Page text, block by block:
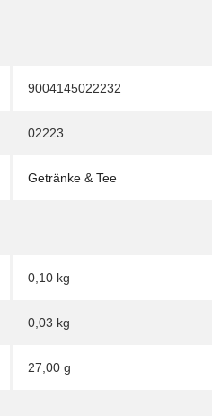
9004145022232
02223
Getränke & Tee
0,10 kg
0,03 kg
27,00 g